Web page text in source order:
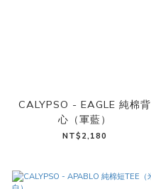
CALYPSO - EAGLE 純棉背
心（軍藍）
NT$2,180